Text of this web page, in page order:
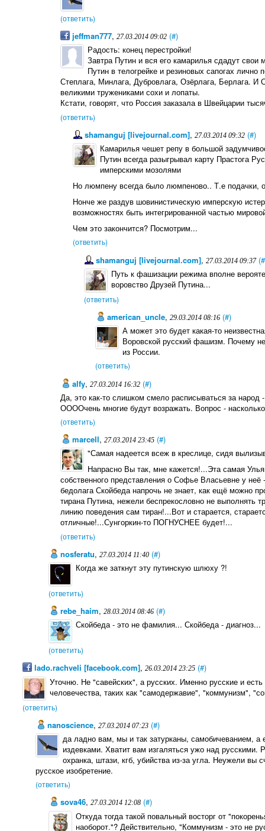
(ответить)
jeffman777,27.03.2014 09:02 (#)
Радость: конец перестройки!
Завтра Путин и вся его камарилья сдадут
Путин в телогрейке и резиновых сапогах лично
Степлага, Минлага, Дубровлага, Озёрлага, Берлага. И
великими тружениками сохи и лопаты.
Кстати, говорят, что Россия заказала в Швейцарии
(ответить)
shamanguj [livejournal.com], 27.03.2014 09:32 (#)
Камарилья чешет репу в большой
Путин всегда разыгрывал карту Прастога
имперскими мозолями
Но люмпену всегда было люмпеново.. Т.е подачки,
Нонче же раздув шовинистическую имперскую
возможностях быть интегрированной частью
Чем это закончится? Посмотрим...
(ответить)
shamanguj [livejournal.com],27.03.2014 09:37
Путь к фашизации режима вполне
воровство Друзей Путина...
(ответить)
american_uncle,29.03.2014 08:16 (#)
А может это будет какая-то
Воровской русский фашизм. Почему
из России.
(ответить)
alfy,27.03.2014 16:32 (#)
Да, это как-то слишком смело расписываться за
ООООчень многие будут возражать. Вопрос -
(ответить)
marcell,27.03.2014 23:45 (#)
"Самая надеется всеж в креслице, сидя
Напрасно Вы так, мне кажется!...Эта самая
собственного представления о Софье Власьевне у
бедолага Скойбеда напрочь не знает, как ещё можно
тирана Путина, нежели беспрекословно не выполнять
линию поведения сам тиран!...Вот и старается,
отличные!...Сунгоркин-то ПОГНУСНЕЕ будет!...
(ответить)
nosferatu, 27.03.2014 11:40 (#)
Когда же заткнут эту путинскую шлюху ?!
(ответить)
rebe_haim, 28.03.2014 08:46 (#)
Скойбеда - это не фамилия... Скойбеда - диагноз...
(ответить)
lado.rachveli [facebook.com], 26.03.2014 23:25 (#)
Уточню. Не "савейских", а русских. Именно русские и
человечества, таких как "самодержавие", "коммунизм",
(ответить)
nanoscience,27.03.2014 07:23 (#)
да ладно вам, мы и так затурканы, самобичеванием,
издевками. Хватит вам изгаляться ужо над русскими.
охранка, штази, кгб, убийства из-за угла. Неужели вы
русское изобретение.
(ответить)
sova46, 27.03.2014 12:08 (#)
Откуда тогда такой повальный восторг от
наоборот."? Действительно, "Коммунизм - это не